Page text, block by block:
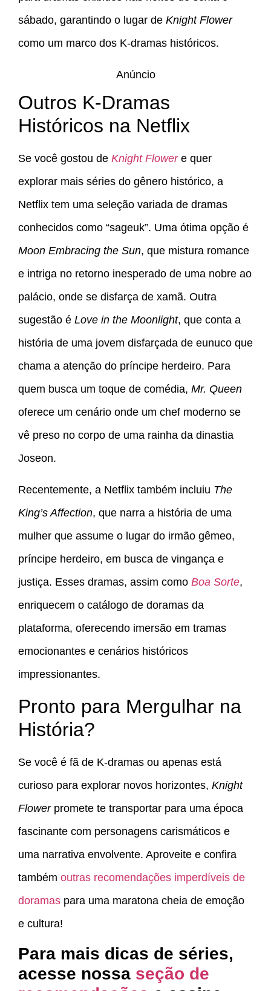
sábado, garantindo o lugar de Knight Flower
como um marco dos K-dramas históricos.
Anúncio
Outros K-Dramas
Históricos na Netflix
Se você gostou de Knight Flowere quer
explorar mais séries do gênero histórico, a
Netflix tem uma seleção variada de dramas
conhecidos como “sageuk”. Uma ótima opção é
Moon Embracing the Sun, que mistura romance
e intriga no retorno inesperado de uma nobre ao
palácio, onde se disfarça de xamã. Outra
sugestão é Love in the Moonlight, que conta a
história de uma jovem disfarçada de eunuco que
chama a atenção do príncipe herdeiro. Para
quem busca um toque de comédia, Mr. Queen
oferece um cenário onde um chef moderno se
vê preso no corpo de uma rainha da dinastia
Joseon.
Recentemente, a Netflix também incluiu The
King’s Affection, que narra a história de uma
mulher que assume o lugar do irmão gêmeo,
príncipe herdeiro, em busca de vingança e
justiça. Esses dramas, assim como Boa Sorte,
enriquecem o catálogo de doramas da
plataforma, oferecendo imersão em tramas
emocionantes e cenários históricos
impressionantes.
Pronto para Mergulhar na
História?
Se você é fã de K-dramas ou apenas está
curioso para explorar novos horizontes, Knight
Flowerpromete te transportar para uma época
fascinante com personagens carismáticos e
uma narrativa envolvente. Aproveite e confira
também outras recomendações imperdíveis de
doramas para uma maratona cheia de emoção
e cultura!
Para mais dicas de séries,
acesse nossa seção de